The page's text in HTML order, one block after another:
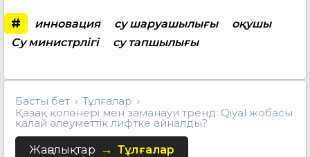
# инновация су шаруашылығы
оқушы
Су министрлігі
су тапшылығы
Басты бет
Тұлғалар
Қазақ қолөнері мен заманауи тренд: Qiyal жобасы
қалай әлеуметтік лифтке айналды?
Жаңалықтар Тұлғалар